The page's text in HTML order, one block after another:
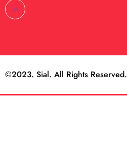
©2023. Sial. All Rights Reserved.